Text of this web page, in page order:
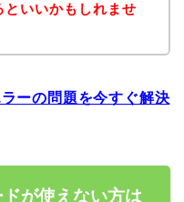
いいかもしれませ
ーの問題を今すぐ解決
が使えない方は